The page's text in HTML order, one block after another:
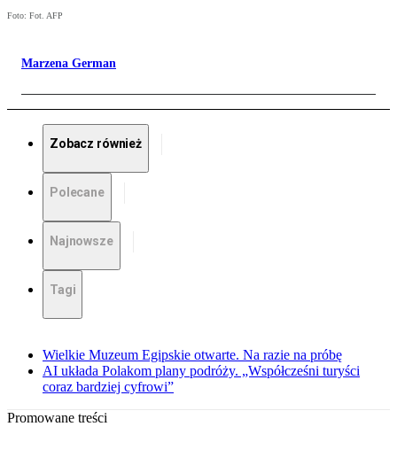
Foto: Fot. AFP
Marzena German
Zobacz również
Polecane
Najnowsze
Tagi
Wielkie Muzeum Egipskie otwarte. Na razie na próbę
AI układa Polakom plany podróży. „Współcześni turyści
coraz bardziej cyfrowi”
Promowane treści